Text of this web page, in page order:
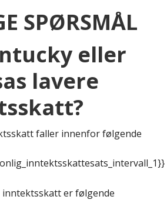
SPØRSMÅL
eller
lavere
faller innenfor følgende
inntektsskatt er følgende